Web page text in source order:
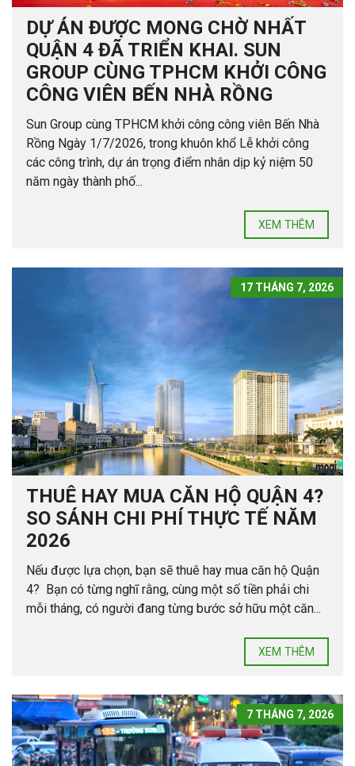
DỰ ÁN ĐƯỢC MONG CHỜ NHẤT
QUẬN 4 ĐÃ TRIỂN KHAI. SUN
GROUP CÙNG TPHCM KHỞI CÔNG
CÔNG VIÊN BẾN NHÀ RỒNG
Sun Group cùng TPHCM khởi công công viên Bến Nhà
Rồng Ngày 1/7/2026, trong khuôn khổ Lễ khởi công
các công trình, dự án trọng điểm nhân dịp kỷ niệm 50
năm ngày thành phố...
XEM THÊM
17 THÁNG 7, 2026
THUÊ HAY MUA CĂN HỘ QUẬN 4?
SO SÁNH CHI PHÍ THỰC TẾ NĂM
2026
Nếu được lựa chọn, bạn sẽ thuê hay mua căn hộ Quận
4? Bạn có từng nghĩ rằng, cùng một số tiền phải chi
mỗi tháng, có người đang từng bước sở hữu một căn...
XEM THÊM
7 THÁNG 7, 2026